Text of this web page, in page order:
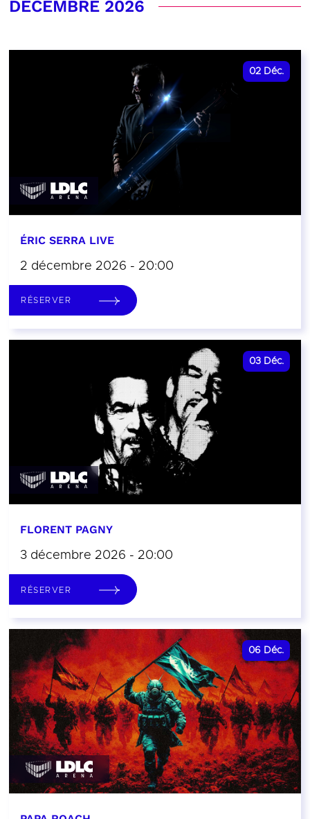
DÉCEMBRE 2026
02 Déc.
ÉRIC SERRA LIVE
2 décembre 2026 - 20:00
RÉSERVER
03 Déc.
FLORENT PAGNY
3 décembre 2026 - 20:00
RÉSERVER
06 Déc.